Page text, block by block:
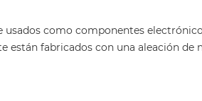
como componentes
están fabricados con una aleación de